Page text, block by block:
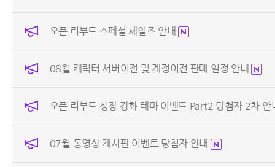
오픈 리부트 스페셜 세일즈 안내
08월 캐릭터 서버이전 및 계정이전 판매 일정 안내
오픈 리부트 성장 강화 테마 이벤트 Part2 당첨자 2차
07월 동영상 게시판 이벤트 당첨자 안내